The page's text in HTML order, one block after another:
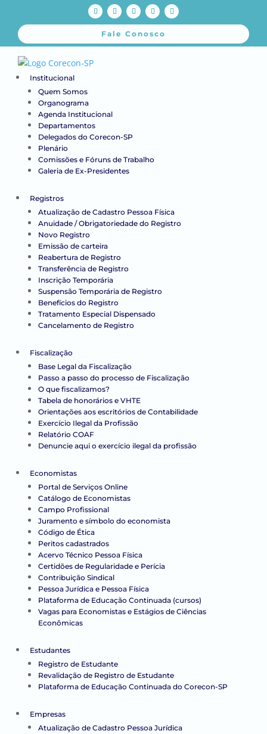
Fale Conosco
Institucional
Quem Somos
Organograma
Agenda Institucional
Departamentos
Delegados do Corecon-SP
Plenário
Comissões e Fóruns de Trabalho
Galeria de Ex-Presidentes
Registros
Atualização de Cadastro Pessoa Física
Anuidade / Obrigatoriedade do Registro
Novo Registro
Emissão de carteira
Reabertura de Registro
Transferência de Registro
Inscrição Temporária
Suspensão Temporária de Registro
Benefícios do Registro
Tratamento Especial Dispensado
Cancelamento de Registro
Fiscalização
Base Legal da Fiscalização
Passo a passo do processo de Fiscalização
O que fiscalizamos?
Tabela de honorários e VHTE
Orientações aos escritórios de Contabilidade
Exercício Ilegal da Profissão
Relatório COAF
Denuncie aqui o exercício ilegal da profissão
Economistas
Portal de Serviços Online
Catálogo de Economistas
Campo Profissional
Juramento e símbolo do economista
Código de Ética
Peritos cadastrados
Acervo Técnico Pessoa Física
Certidões de Regularidade e Perícia
Contribuição Sindical
Pessoa Jurídica e Pessoa Física
Plataforma de Educação Continuada (cursos)
Vagas para Economistas e Estágios de Ciências
Econômicas
Estudantes
Registro de Estudante
Revalidação de Registro de Estudante
Plataforma de Educação Continuada do Corecon-SP
Empresas
Atualização de Cadastro Pessoa Jurídica